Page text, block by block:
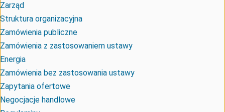
Zarząd
Struktura organizacyjna
Zamówienia publiczne
Zamówienia z zastosowaniem ustawy
Energia
Zamówienia bez zastosowania ustawy
Zapytania ofertowe
Negocjacje handlowe